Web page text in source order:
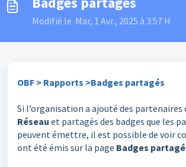
Modifié le Mar, 1 Avr., 2025 à 3:57 H
OBF > Rapports >Badges partagés
Si l’organisation a ajouté des partenaires
Réseau et partagés des badges que les
peuvent émettre, il est possible de voir
ont été émis sur la page Badges